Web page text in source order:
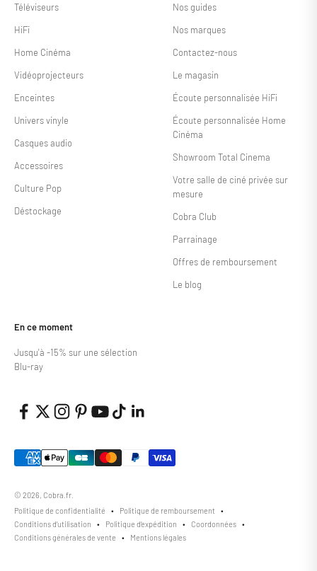
Téléviseurs
HiFi
Home Cinéma
Vidéoprojecteurs
Enceintes
Univers vinyle
Casques audio
Accessoires
Culture Pop
Déstockage
Nos guides
Nos marques
Contactez-nous
Le magasin
Écoute personnalisée HiFi
Écoute personnalisée Home
Cinéma
Showroom Total Cinema
Votre salle de ciné privée sur
mesure
Cobra Club
Parrainage
Offres de remboursement
Le blog
En ce moment
Jusqu'à -15% sur une sélection
Blu-ray
© 2026, Cobra.fr.
Politique de confidentialité
Politique de remboursement
Conditions d’utilisation
Politique d’expédition
Coordonnées
Conditions générales de vente
Mentions légales